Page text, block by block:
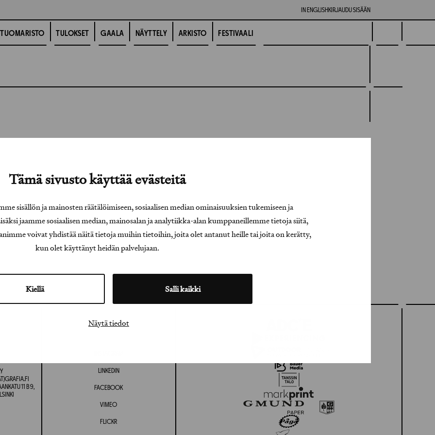
Tämä sivusto käyttää evästeitä
sisällön ja mainosten räätälöimiseen, sosiaalisen median ominaisuuksien tukemiseen ja
jaamme sosiaalisen median, mainosalan ja analytiikka-alan kumppaneillemme tietoja siitä,
voivat yhdistää näitä tietoja muihin tietoihin, joita olet antanut heille tai joita on kerätty,
kun olet käyttänyt heidän palvelujaan.
Kiellä Salli kaikki
Näytä tiedot
IN ENGLISH KIRJAUDU SISÄÄN
TUOMARISTO TULOKSET GAALA NÄYTTELY ARKISTO FESTIVAALI
11 B 9,
LINKEDIN
FACEBOOK
VIMEO
FLICKR